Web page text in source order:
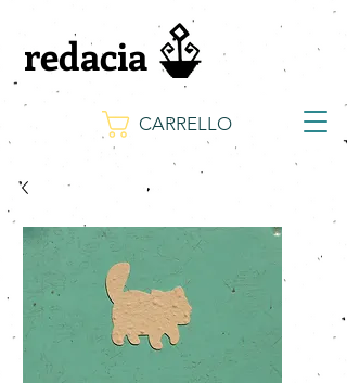
CARRELLO
redacia